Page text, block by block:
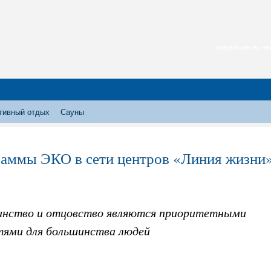
отдых Сауны
ЭКО в сети центров «Линия
и отцовство являются приоритетными
для большинства людей